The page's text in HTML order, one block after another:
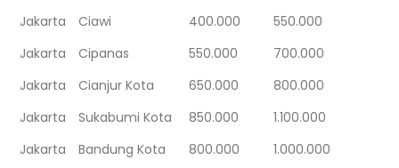
Jakarta
Ciawi 400.000
550.000
Jakarta
Cipanas 550.000
700.000
Jakarta
Cianjur Kota 650.000
800.000
Jakarta
Sukabumi Kota 850.000
1.100.000
Jakarta
Bandung Kota 800.000
1.000.000